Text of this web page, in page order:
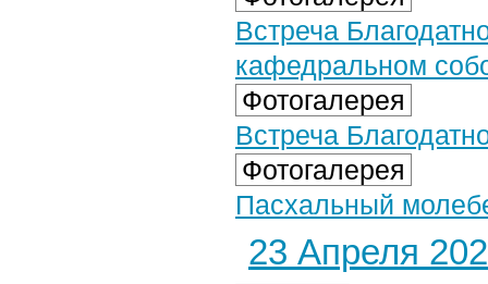
Встреча
кафедральном
Фотогалерея
Встреча
Фотогалерея
Пасхальный
23 Апреля